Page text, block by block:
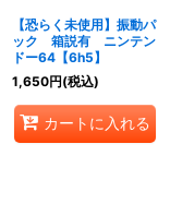
【恐らく未使用】振動パ
ック 箱説有 ニンテン
ドー64【6h5】
1,650円(税込)
カートに入れる